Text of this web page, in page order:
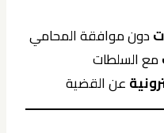
دون موافقة المحامي
مع السلطات
عن القضية